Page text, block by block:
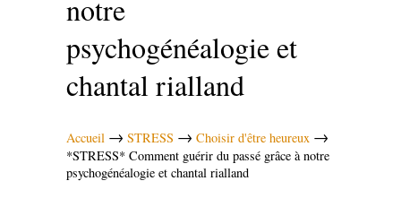
notre
psychogénéalogie et
chantal rialland
Accueil → STRESS → Choisir d'être heureux →
*STRESS* Comment guérir du passé grâce à notre
psychogénéalogie et chantal rialland